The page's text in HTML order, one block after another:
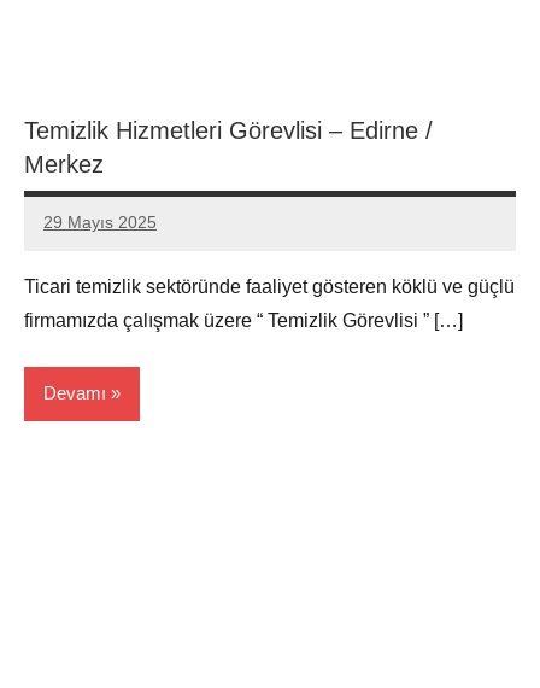
Temizlik Hizmetleri Görevlisi – Edirne /
Merkez
29 Mayıs 2025
admin
Yorum
Ticari temizlik sektöründe faaliyet gösteren köklü ve güçlü
firmamızda çalışmak üzere “ Temizlik Görevlisi ” […]
Devamı